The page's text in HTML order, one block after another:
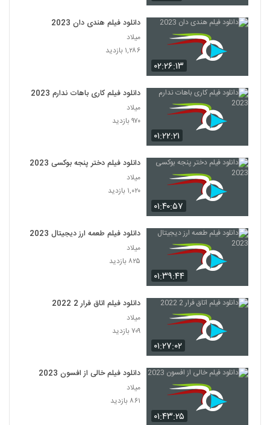
۰۲:۲۶:۱۳
دانلود فیلم هندی دان 2023
میلاد
۱,۲۸۶ بازدید
۰۱:۲۲:۲۱
دانلود فیلم کاری باهات ندارم 2023
میلاد
۹۷۰ بازدید
۰۱:۴۰:۵۷
دانلود فیلم دختر پنجه بوکسی 2023
میلاد
۱,۰۲۰ بازدید
۰۱:۳۹:۴۴
دانلود فیلم طعمه ارز دیجیتال 2023
میلاد
۸۲۵ بازدید
۰۱:۲۷:۰۲
دانلود فیلم اتاق فرار 2 2022
میلاد
۷۰۹ بازدید
۰۱:۴۳:۲۵
دانلود فیلم خالی از افسون 2023
میلاد
۸۶۱ بازدید